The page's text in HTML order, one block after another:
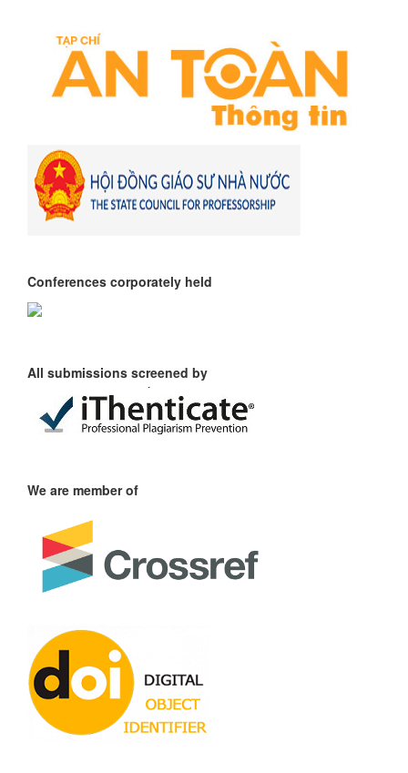
Conferences corporately held
All submissions screened by
We are member of